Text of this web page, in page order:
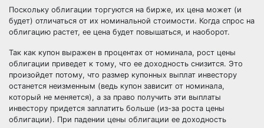
Поскольку облигации торгуются на бирже, их цена может (и
будет) отличаться от их номинальной стоимости. Когда спрос на
облигацию растет, ее цена будет повышаться, и наоборот.
Так как купон выражен в процентах от номинала, рост цены
облигации приведет к тому, что ее доходность снизится. Это
произойдет потому, что размер купонных выплат инвестору
останется неизменным (ведь купон зависит от номинала,
который не меняется), а за право получить эти выплаты
инвестору придется заплатить больше (из-за роста цены
облигации). При падении цены облигации ее доходность